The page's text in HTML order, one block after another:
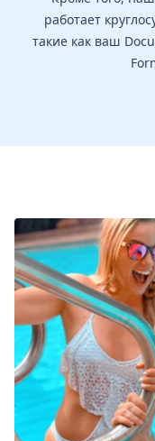
работает
такие как ваш